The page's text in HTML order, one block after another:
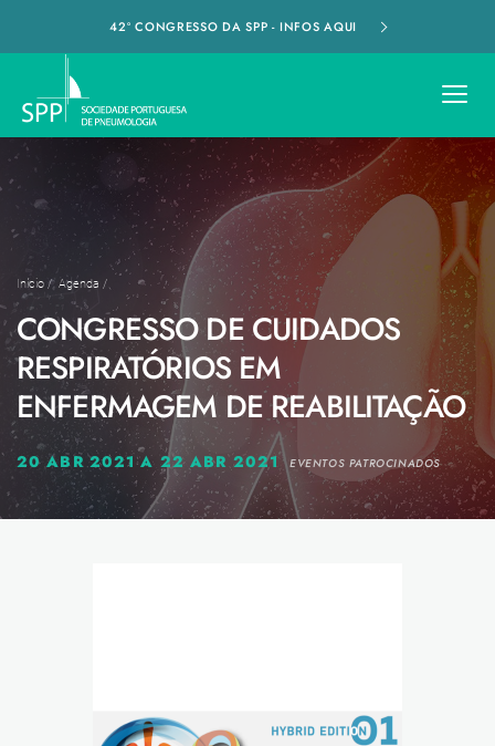
42º CONGRESSO DA SPP - INFOS AQUI
Início / Agenda /
CONGRESSO DE CUIDADOS
RESPIRATÓRIOS EM
ENFERMAGEM DE REABILITAÇÃO
20 ABR 2021 A 22 ABR 2021 EVENTOS PATROCINADOS